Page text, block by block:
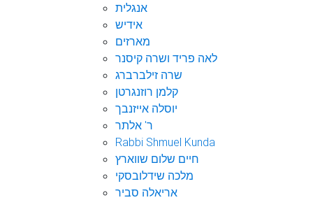
אנגלית
אידיש
מארזים
לאה פריד ושרה קיסנר
שרה זילברברג
קלמן רוזנגרטן
יוסלה אייזנבך
ר' אלתר
Rabbi Shmuel Kunda
חיים שלום שווארץ
מלכה שידלובסקי
אריאלה סביר